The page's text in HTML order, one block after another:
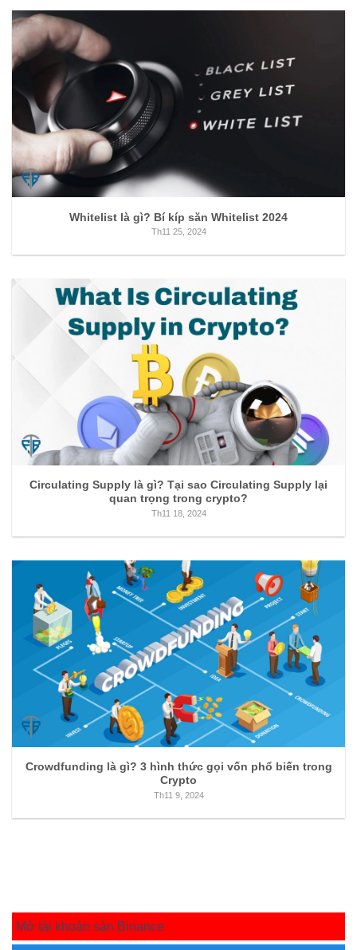
Whitelist là gì? Bí kíp săn Whitelist 2024
Th11 25, 2024
Circulating Supply là gì? Tại sao Circulating Supply lại
quan trọng trong crypto?
Th11 18, 2024
Crowdfunding là gì? 3 hình thức gọi vốn phổ biến trong
Crypto
Th11 9, 2024
Mở tài khoản sàn Binance